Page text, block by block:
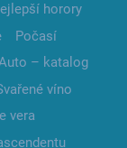
horory
Počasí
– katalog
víno
vera